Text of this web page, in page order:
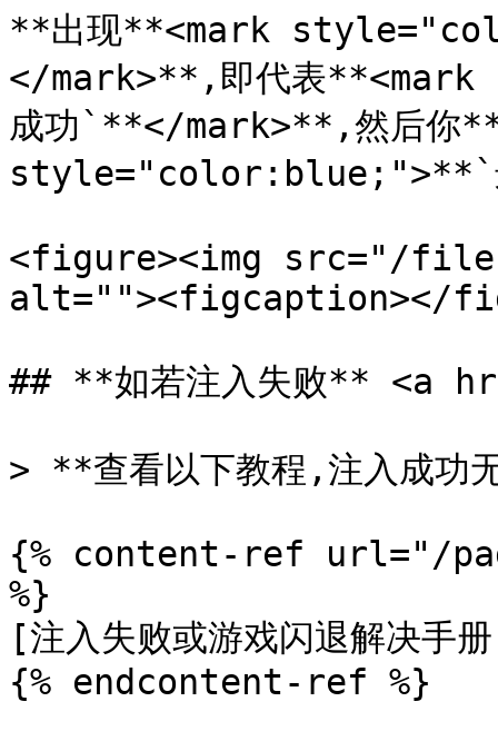
**出现**<mark
</mark>**,即代表
成功`**</mark>**,然后你
style="color:blue;">**`
<figure><img src="/
alt=""><figcaption></
## **如若注入失败** <a
> **查看以下教程,注入成功
{% content-ref url="/
%}
[注入失败或游戏闪退解决
{% endcontent-ref %}